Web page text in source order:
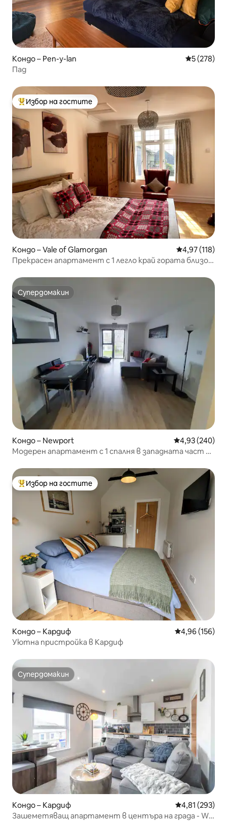
Кондо – Pen-y-lan Средна
5 (278)
Пад
Най-популярен избор на гостите
Избор на гостите
Кондо – Vale of Glamorgan Средна
4,97 (118)
Прекрасен апартамент с 1 легло край гората близо
Супердомакин
Супердомакин
Кондо – Newport Средна
4,93 (240)
Модерен апартамент с 1 спалня в западната част на
Най-популярен избор на гостите
Избор на гостите
Кондо – Кардиф Средна
4,96 (156)
Уютна пристройка в Кардиф
Супердомакин
Супердомакин
Кондо – Кардиф Средна
4,81 (293)
Зашеметяващ апартамент в центъра на града - Wi-